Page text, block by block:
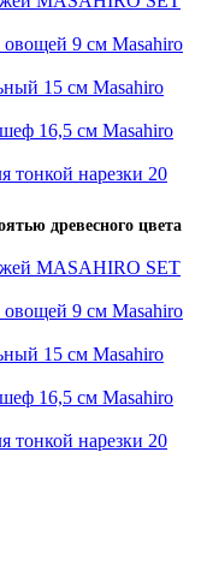
9 см Masahiro
15 см Masahiro
16,5 см Masahiro
тонкой нарезки 20
древесного цвета
MASAHIRO SET
9 см Masahiro
15 см Masahiro
16,5 см Masahiro
тонкой нарезки 20